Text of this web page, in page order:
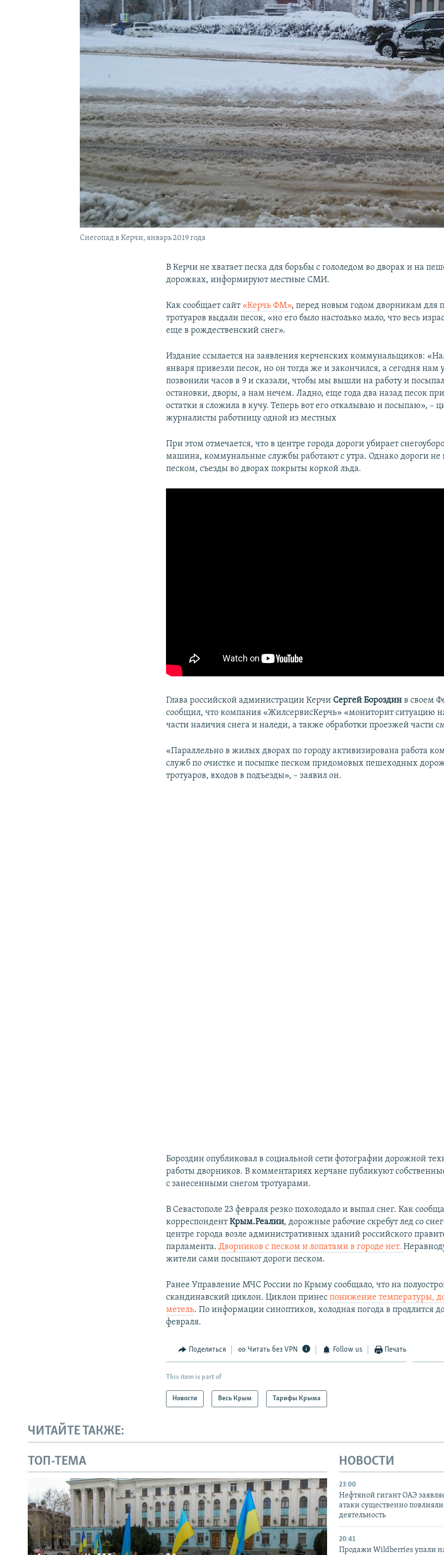
КРЫМ.НЕПОКОРЕННЫЙ
УКРАИНСКАЯ ПРОБЛЕМА КРЫМА
Снегопад в Керчи, январь 2019 года
В Керчи не хватает песка для борьбы с гололедом во дворах и на
дорожках, информируют местные СМИ.
Как сообщает сайт «Керчь ФМ», перед новым годом дворникам для
тротуаров выдали песок, «но его было настолько мало, что весь
еще в рождественский снег».
Издание ссылается на заявления керченских коммунальщиков:
января привезли песок, но он тогда же и закончился, а сегодня нам
позвонили часов в 9 и сказали, чтобы мы вышли на работу и
остановки, дворы, а нам нечем. Ладно, еще года два назад песок
остатки я сложила в кучу. Теперь вот его откалываю и посыпаю», –
журналисты работницу одной из местных
При этом отмечается, что в центре города дороги убирает
машина, коммунальные службы работают с утра. Однако дороги
песком, съезды во дворах покрыты коркой льда.
Глава российской администрации Керчи Сергей Бороздин в своем
сообщил, что компания «ЖилсервисКерчь» «мониторит ситуацию
части наличия снега и наледи, а также обработки проезжей части
«Параллельно в жилых дворах по городу активизирована работа
служб по очистке и посыпке песком придомовых пешеходных
тротуаров, входов в подъезды», – заявил он.
Бороздин опубликовал в социальной сети фотографии дорожной
работы дворников. В комментариях керчане публикуют
с занесенными снегом тротуарами.
В Севастополе 23 февраля резко похолодало и выпал снег. Как
корреспондентКрым.Реалии, дорожные рабочие скребут лед со
центре города возле административных зданий российского
парламента.Дворников с песком и лопатами в городе нет.
жители сами посыпают дороги песком.
Ранее Управление МЧС России по Крыму сообщало, что на
скандинавский циклон. Циклон принеспонижение температуры,
метель. По информации синоптиков, холодная погода в продлится
февраля.
Поделиться Читать без VPN Follow us Печать
This item is part of
Новости Весь Крым Тарифы Крыма
ЧИТАЙТЕ ТАКЖЕ:
ТОП-ТЕМА НОВОСТИ
23:00
Нефтяной гигант ОАЭ
атаки существенно повлияли
деятельность
20:41
Продажи Wildberries упали